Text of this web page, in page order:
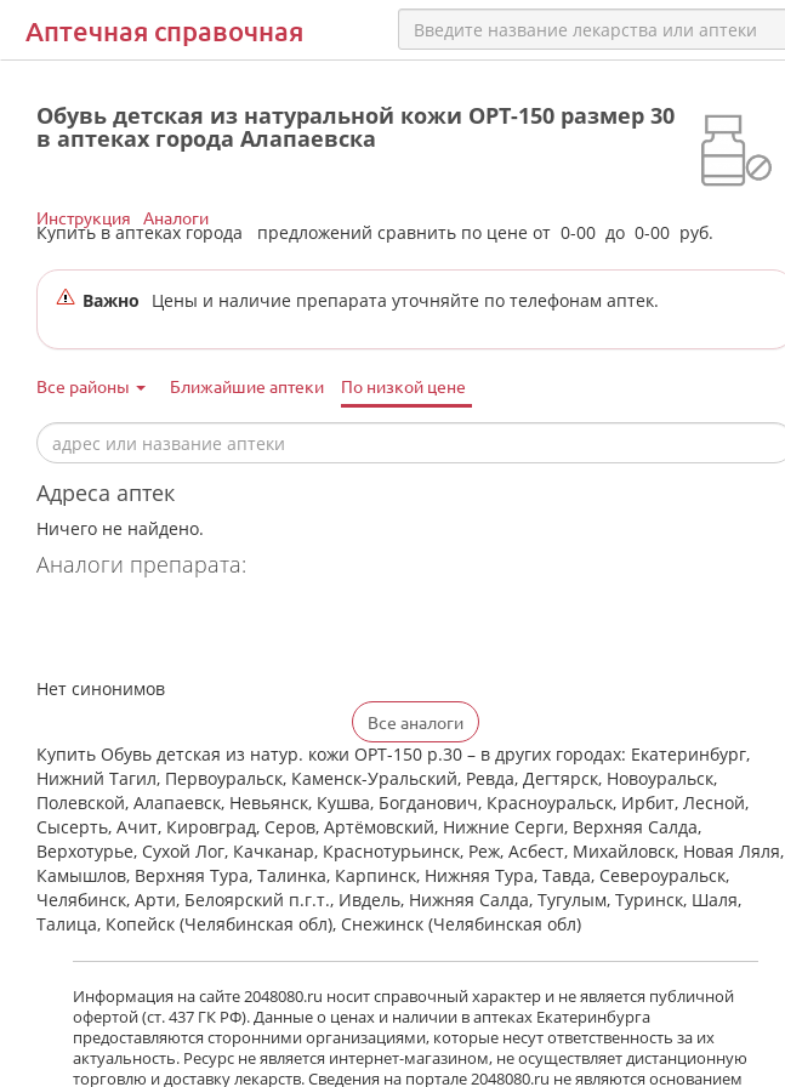
Аптечная справочная
Обувь детская из натуральной кожи ОРТ-150 размер 30
в аптеках города Алапаевска
Купить в аптеках города предложений сравнить по цене от 0-00 до 0-00 руб.
Инструкция Аналоги
Важно Цены и наличие препарата уточняйте по телефонам аптек.
Все районы Ближайшие аптеки По низкой цене
Адреса аптек
Ничего не найдено.
Аналоги препарата:
Нет синонимов
Все аналоги
Купить Обувь детская из натур. кожи ОРТ-150 р.30 – в других городах: Екатеринбург,
Нижний Тагил, Первоуральск, Каменск-Уральский, Ревда, Дегтярск, Новоуральск,
Полевской, Алапаевск, Невьянск, Кушва, Богданович, Красноуральск, Ирбит, Лесной,
Сысерть, Ачит, Кировград, Серов, Артёмовский, Нижние Cерги, Верхняя Салда,
Верхотурье, Сухой Лог, Качканар, Краснотурьинск, Реж, Асбест, Михайловск, Новая Ляля,
Камышлов, Верхняя Тура, Талинка, Карпинск, Нижняя Тура, Тавда, Североуральск,
Челябинск, Арти, Белоярский п.г.т., Ивдель, Нижняя Салда, Тугулым, Туринск, Шаля,
Талица, Копейск (Челябинская обл), Снежинск (Челябинская обл)
Информация на сайте 2048080.ru носит справочный характер и не является публичной
офертой (ст. 437 ГК РФ). Данные о ценах и наличии в аптеках Екатеринбурга
предоставляются сторонними организациями, которые несут ответственность за их
актуальность. Ресурс не является интернет-магазином, не осуществляет дистанционную
торговлю и доставку лекарств. Сведения на портале 2048080.ru не являются основанием